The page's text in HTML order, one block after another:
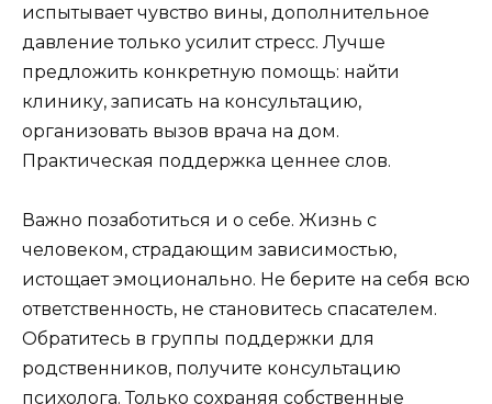
испытывает чувство вины, дополнительное
давление только усилит стресс. Лучше
предложить конкретную помощь: найти
клинику, записать на консультацию,
организовать вызов врача на дом.
Практическая поддержка ценнее слов.
Важно позаботиться и о себе. Жизнь с
человеком, страдающим зависимостью,
истощает эмоционально. Не берите на себя всю
ответственность, не становитесь спасателем.
Обратитесь в группы поддержки для
родственников, получите консультацию
психолога. Только сохраняя собственные